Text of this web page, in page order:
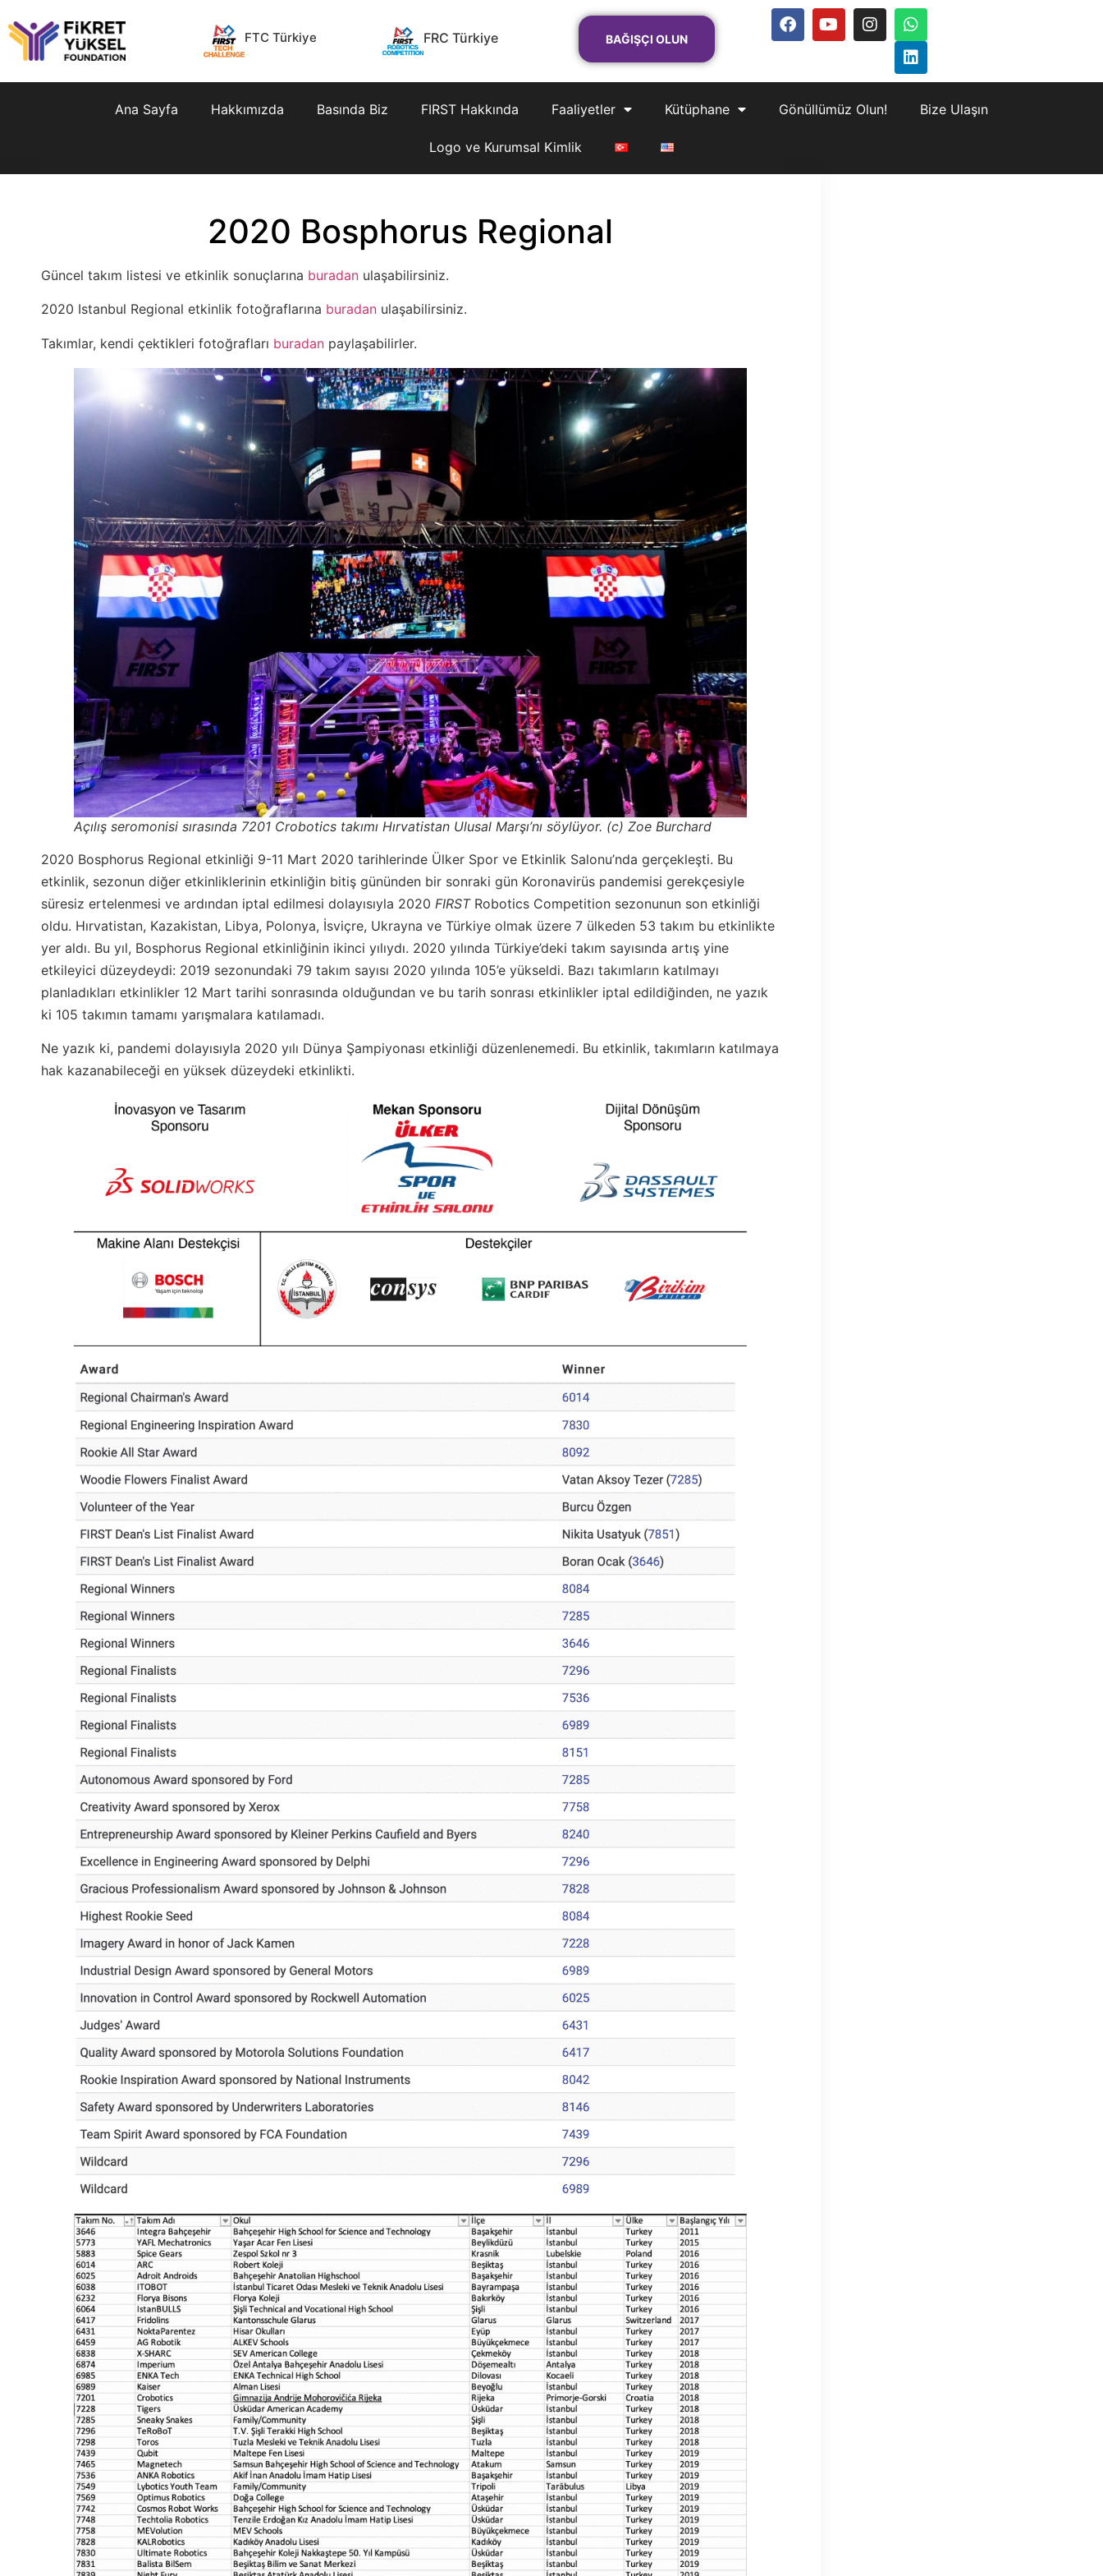
FTC Türkiye FRC Türkiye BAĞIŞÇI OLUN
Ana Sayfa Hakkımızda Basında Biz FIRST Hakkında Faaliyetler Kütüphane Gönüllümüz Olun! Bize Ulaşın
Logo ve Kurumsal Kimlik
2020 Bosphorus Regional
Güncel takım listesi ve etkinlik sonuçlarına buradan ulaşabilirsiniz.
2020 Istanbul Regional etkinlik fotoğraflarına buradan ulaşabilirsiniz.
Takımlar, kendi çektikleri fotoğrafları buradan paylaşabilirler.
Açılış seromonisi sırasında 7201 Crobotics takımı Hırvatistan Ulusal Marşı’nı söylüyor. (c) Zoe Burchard
2020 Bosphorus Regional etkinliği 9-11 Mart 2020 tarihlerinde Ülker Spor ve Etkinlik Salonu’nda gerçekleşti. Bu
etkinlik, sezonun diğer etkinliklerinin etkinliğin bitiş gününden bir sonraki gün Koronavirüs pandemisi gerekçesiyle
süresiz ertelenmesi ve ardından iptal edilmesi dolayısıyla 2020 FIRSTRobotics Competition sezonunun son etkinliği
oldu. Hırvatistan, Kazakistan, Libya, Polonya, İsviçre, Ukrayna ve Türkiye olmak üzere 7 ülkeden 53 takım bu etkinlikte
yer aldı. Bu yıl, Bosphorus Regional etkinliğinin ikinci yılıydı. 2020 yılında Türkiye’deki takım sayısında artış yine
etkileyici düzeydeydi: 2019 sezonundaki 79 takım sayısı 2020 yılında 105’e yükseldi. Bazı takımların katılmayı
planladıkları etkinlikler 12 Mart tarihi sonrasında olduğundan ve bu tarih sonrası etkinlikler iptal edildiğinden, ne yazık
ki 105 takımın tamamı yarışmalara katılamadı.
Ne yazık ki, pandemi dolayısıyla 2020 yılı Dünya Şampiyonası etkinliği düzenlenemedi. Bu etkinlik, takımların katılmaya
hak kazanabileceği en yüksek düzeydeki etkinlikti.